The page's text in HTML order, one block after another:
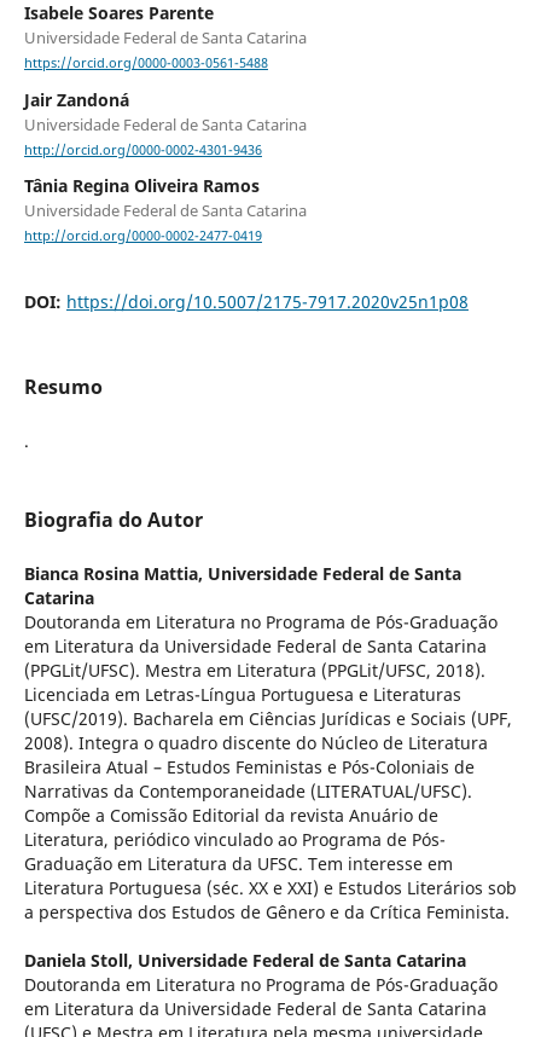
Isabele Soares Parente
Universidade Federal de Santa Catarina
https://orcid.org/0000-0003-0561-5488
Jair Zandoná
Universidade Federal de Santa Catarina
http://orcid.org/0000-0002-4301-9436
Tânia Regina Oliveira Ramos
Universidade Federal de Santa Catarina
http://orcid.org/0000-0002-2477-0419
DOI: https://doi.org/10.5007/2175-7917.2020v25n1p08
Resumo
.
Biografia do Autor
Bianca Rosina Mattia, Universidade Federal de Santa
Catarina
Doutoranda em Literatura no Programa de Pós-Graduação
em Literatura da Universidade Federal de Santa Catarina
(PPGLit/UFSC). Mestra em Literatura (PPGLit/UFSC, 2018).
Licenciada em Letras-Língua Portuguesa e Literaturas
(UFSC/2019). Bacharela em Ciências Jurídicas e Sociais (UPF,
2008). Integra o quadro discente do Núcleo de Literatura
Brasileira Atual – Estudos Feministas e Pós-Coloniais de
Narrativas da Contemporaneidade (LITERATUAL/UFSC).
Compõe a Comissão Editorial da revista Anuário de
Literatura, periódico vinculado ao Programa de Pós-
Graduação em Literatura da UFSC. Tem interesse em
Literatura Portuguesa (séc. XX e XXI) e Estudos Literários sob
a perspectiva dos Estudos de Gênero e da Crítica Feminista.
Daniela Stoll, Universidade Federal de Santa Catarina
Doutoranda em Literatura no Programa de Pós-Graduação
em Literatura da Universidade Federal de Santa Catarina